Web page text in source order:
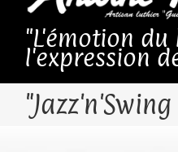
"L'émotion du
l'expression